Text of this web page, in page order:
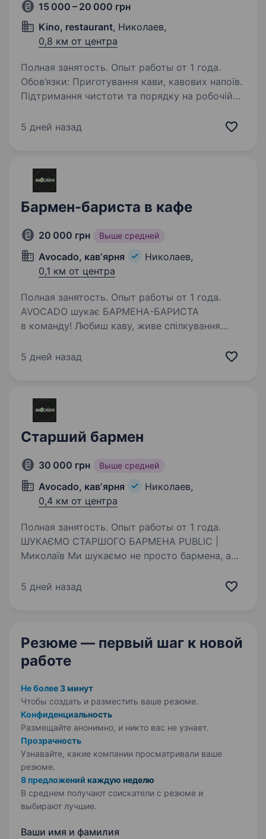
15 000 – 20 000 грн
Kino, restaurant, Николаев,
0,8 км от центра
Полная занятость. Опыт работы от 1 года.
Обов’язки: Приготування кави, кавових напоїв.
Підтримання чистоти та порядку на робочій
чистоти. Вимоги: Комунікабельнність.
5 дней назад
Бармен-бариста в кафе
20 000 грн Выше средней
Avocado, кавʼярня
Николаев,
0,1 км от центра
Полная занятость. Опыт работы от 1 года.
AVOCADO шукає БАРМЕНА-БАРИСТА
в команду! Любиш каву, живе спілкування
повертаються сім'ями знову і знову? Тоді,
5 дней назад
Старший бармен
30 000 грн Выше средней
Avocado, кавʼярня
Николаев,
0,4 км от центра
Полная занятость. Опыт работы от 1 года.
ШУКАЄМО СТАРШОГО БАРМЕНА PUBLIC |
Миколаїв Ми шукаємо не просто бармена, а
команди. Якщо ти вже впевнено працюєш
5 дней назад
Резюме — первый шаг к новой
работе
Не более 3 минут
Чтобы создать и разместить ваше резюме.
Конфиденциальность
Размещайте анонимно, и никто вас не узнает.
Прозрачность
Узнавайте, какие компании просматривали ваше
резюме.
8 предложений каждую неделю
В среднем получают соискатели с резюме и
выбирают лучшие.
Ваши имя и фамилия